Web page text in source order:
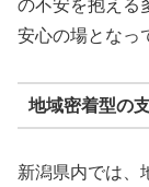
の不安を抱える
安心の場となっ
地域密着型の
新潟県内では、